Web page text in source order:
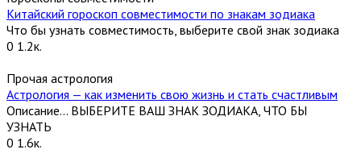
Китайский гороскоп совместимости по знакам зодиака
Что бы узнать совместимость, выберите свой знак зодиака
0 1.2к.
Прочая астрология
Астрология — как изменить свою жизнь и стать счастливым
Описание… ВЫБЕРИТЕ ВАШ ЗНАК ЗОДИАКА, ЧТО БЫ
УЗНАТЬ
0 1.6к.